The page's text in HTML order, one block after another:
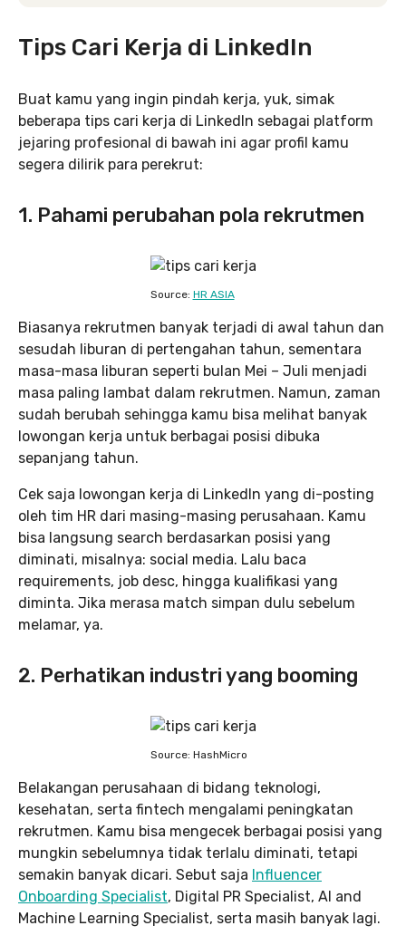
Tips Cari Kerja di LinkedIn
Buat kamu yang ingin pindah kerja, yuk, simak
beberapa tips cari kerja di LinkedIn sebagai platform
jejaring profesional di bawah ini agar profil kamu
segera dilirik para perekrut:
1. Pahami perubahan pola rekrutmen
Source: HR ASIA
Biasanya rekrutmen banyak terjadi di awal tahun dan
sesudah liburan di pertengahan tahun, sementara
masa-masa liburan seperti bulan Mei – Juli menjadi
masa paling lambat dalam rekrutmen. Namun, zaman
sudah berubah sehingga kamu bisa melihat banyak
lowongan kerja untuk berbagai posisi dibuka
sepanjang tahun.
Cek saja lowongan kerja di LinkedIn yang di-posting
oleh tim HR dari masing-masing perusahaan. Kamu
bisa langsung search berdasarkan posisi yang
diminati, misalnya: social media. Lalu baca
requirements, job desc, hingga kualifikasi yang
diminta. Jika merasa match simpan dulu sebelum
melamar, ya.
2. Perhatikan industri yang booming
Source: HashMicro
Belakangan perusahaan di bidang teknologi,
kesehatan, serta fintech mengalami peningkatan
rekrutmen. Kamu bisa mengecek berbagai posisi yang
mungkin sebelumnya tidak terlalu diminati, tetapi
semakin banyak dicari. Sebut saja Influencer
Onboarding Specialist, Digital PR Specialist, Al and
Machine Learning Specialist, serta masih banyak lagi.